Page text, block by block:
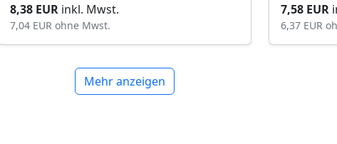
8,38 EUR inkl. Mwst.
7,04 EUR ohne Mwst.
7,58 EUR
6,37 EUR
Mehr anzeigen